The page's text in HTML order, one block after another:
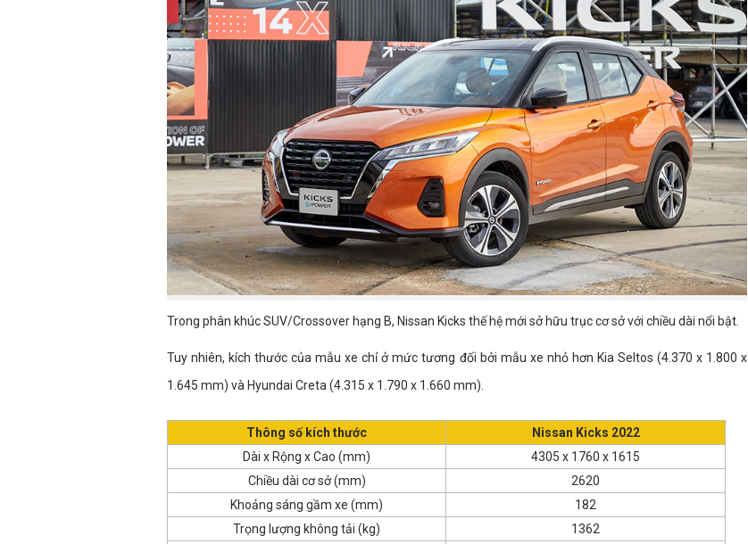
Trong phân khúc SUV/Crossover hạng B, Nissan Kicks thế hệ mới sở hữu trục cơ sở với chiều dài nổi bật.
Tuy nhiên, kích thước của mẫu xe chỉ ở mức tương đối bởi mẫu xe nhỏ hơn Kia Seltos (4.370 x 1.800 x
1.645 mm) và Hyundai Creta (4.315 x 1.790 x 1.660 mm).
Thông số kích thước
Nissan Kicks 2022
Dài x Rộng x Cao (mm)
4305 x 1760 x 1615
Chiều dài cơ sở (mm)
2620
Khoảng sáng gầm xe (mm)
182
Trọng lượng không tải (kg)
1362